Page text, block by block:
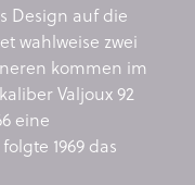
Design auf die
wahlweise zwei
kommen im
Valjoux 92
eine
1969 das